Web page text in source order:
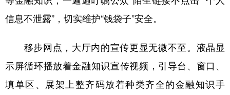
信息不泄露”，切实维护“钱袋子”安全。
移步网点，大厅内的宣传更显无微不至。液晶显
示屏循环播放着金融知识宣传视频，引导台、窗口、
填单区、展架上整齐码放着种类齐全的金融知识手